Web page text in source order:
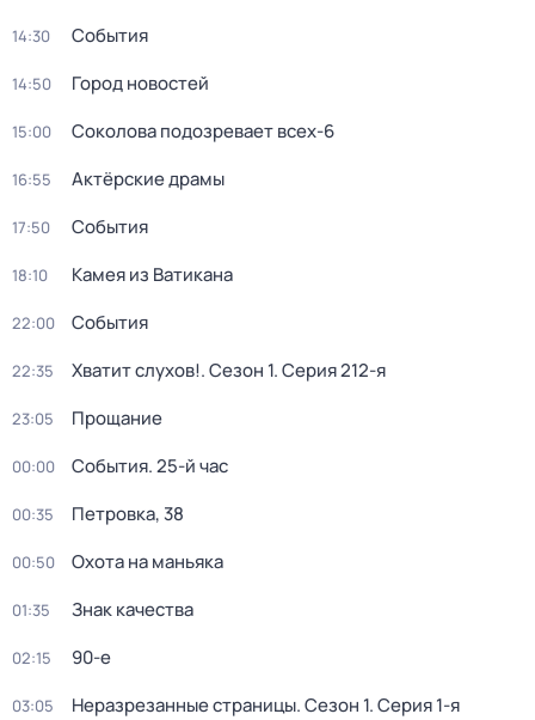
14:30 События
14:50 Город новостей
15:00 Соколова подозревает всех-6
16:55 Актёрские драмы
17:50 События
18:10 Камея из Ватикана
22:00 События
22:35 Хватит слухов!. Сезон 1. Серия 212-я
23:05 Прощание
00:00 События. 25-й час
00:35 Петровка, 38
00:50 Охота на маньяка
01:35 Знак качества
02:15 90-е
03:05 Неразрезанные страницы. Сезон 1. Серия 1-я